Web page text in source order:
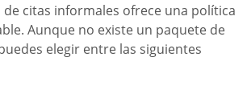
de citas informales ofrece una política
Aunque no existe un paquete de
elegir entre las siguientes